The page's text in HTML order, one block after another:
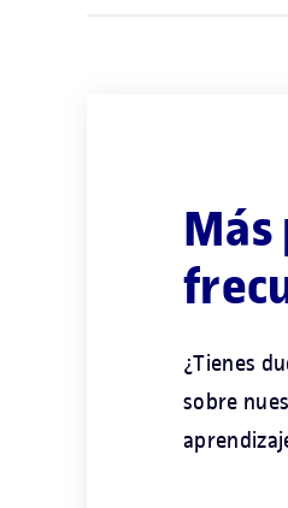
¿Tienes
sobre